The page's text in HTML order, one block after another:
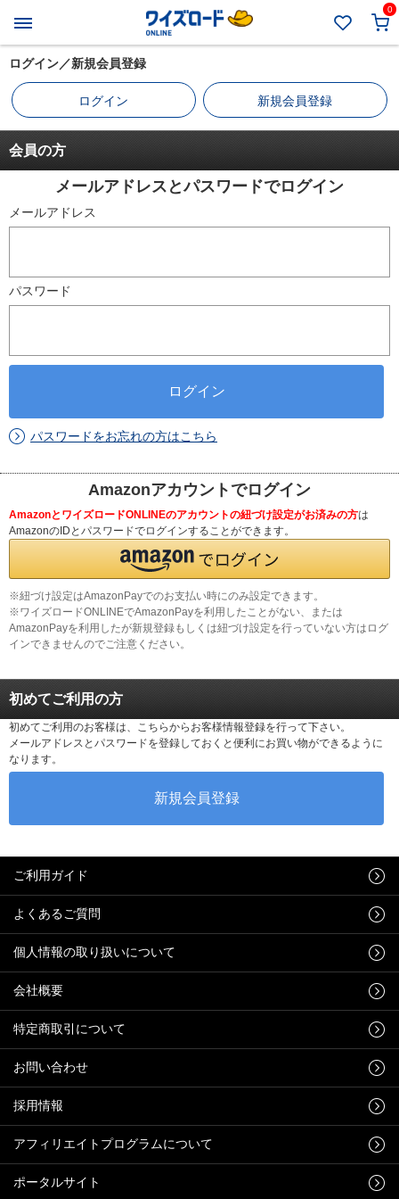
0
ログイン／新規会員登録
ログイン 新規会員登録
会員の方
メールアドレスとパスワードでログイン
メールアドレス
パスワード
パスワードをお忘れの方はこちら
Amazonアカウントでログイン
AmazonとワイズロードONLINEのアカウントの紐づけ設定がお済みの方は
AmazonのIDとパスワードでログインすることができます。
※紐づけ設定はAmazonPayでのお支払い時にのみ設定できます。
※ワイズロードONLINEでAmazonPayを利用したことがない、または
AmazonPayを利用したが新規登録もしくは紐づけ設定を行っていない方はログ
インできませんのでご注意ください。
初めてご利用の方
初めてご利用のお客様は、こちらからお客様情報登録を行って下さい。
メールアドレスとパスワードを登録しておくと便利にお買い物ができるように
なります。
ご利用ガイド
よくあるご質問
個人情報の取り扱いについて
会社概要
特定商取引について
お問い合わせ
採用情報
アフィリエイトプログラムについて
ポータルサイト